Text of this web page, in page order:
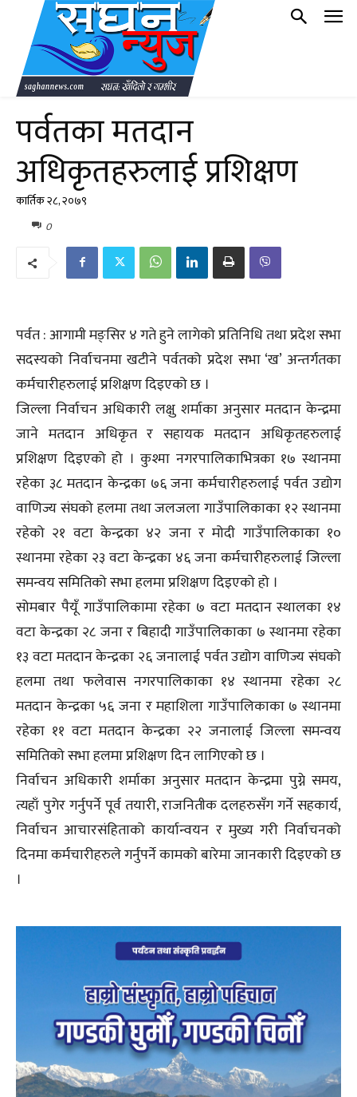
पर्वतका मतदान
अधिकृतहरुलाई प्रशिक्षण
कार्तिक २८, २०७९
0
पर्वत : आगामी मङ्सिर ४ गते हुने लागेको प्रतिनिधि तथा प्रदेश सभा
सदस्यको निर्वाचनमा खटीने पर्वतको प्रदेश सभा ‘ख’ अन्तर्गतका
कर्मचारीहरुलाई प्रशिक्षण दिइएको छ ।
जिल्ला निर्वाचन अधिकारी लक्षु शर्माका अनुसार मतदान केन्द्रमा
जाने मतदान अधिकृत र सहायक मतदान अधिकृतहरुलाई
प्रशिक्षण दिइएको हो । कुश्मा नगरपालिकाभित्रका १७ स्थानमा
रहेका ३८ मतदान केन्द्रका ७६ जना कर्मचारीहरुलाई पर्वत उद्योग
वाणिज्य संघको हलमा तथा जलजला गाउँपालिकाका १२ स्थानमा
रहेको २१ वटा केन्द्रका ४२ जना र मोदी गाउँपालिकाका १०
स्थानमा रहेका २३ वटा केन्द्रका ४६ जना कर्मचारीहरुलाई जिल्ला
समन्वय समितिको सभा हलमा प्रशिक्षण दिइएको हो ।
सोमबार पैयूँ गाउँपालिकामा रहेका ७ वटा मतदान स्थालका १४
वटा केन्द्रका २८ जना र बिहादी गाउँपालिकाका ७ स्थानमा रहेका
१३ वटा मतदान केन्द्रका २६ जनालाई पर्वत उद्योग वाणिज्य संघको
हलमा तथा फलेवास नगरपालिकाका १४ स्थानमा रहेका २८
मतदान केन्द्रका ५६ जना र महाशिला गाउँपालिकाका ७ स्थानमा
रहेका ११ वटा मतदान केन्द्रका २२ जनालाई जिल्ला समन्वय
समितिको सभा हलमा प्रशिक्षण दिन लागिएको छ ।
निर्वाचन अधिकारी शर्माका अनुसार मतदान केन्द्रमा पुग्ने समय,
त्यहाँ पुगेर गर्नुपर्ने पूर्व तयारी, राजनितीक दलहरुसँग गर्ने सहकार्य,
निर्वाचन आचारसंहिताको कार्यान्वयन र मुख्य गरी निर्वाचनको
दिनमा कर्मचारीहरुले गर्नुपर्ने कामको बारेमा जानकारी दिइएको छ
।